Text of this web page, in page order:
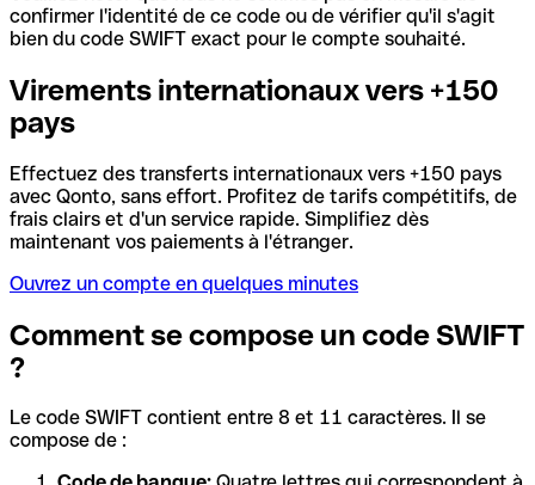
confirmer l'identité de ce code ou de vérifier qu'il s'agit
bien du code SWIFT exact pour le compte souhaité.
Virements internationaux vers +150
pays
Effectuez des transferts internationaux vers +150 pays
avec Qonto, sans effort. Profitez de tarifs compétitifs, de
frais clairs et d'un service rapide. Simplifiez dès
maintenant vos paiements à l'étranger.
Ouvrez un compte en quelques minutes
Comment se compose un code SWIFT
?
Le code SWIFT contient entre 8 et 11 caractères. Il se
compose de :